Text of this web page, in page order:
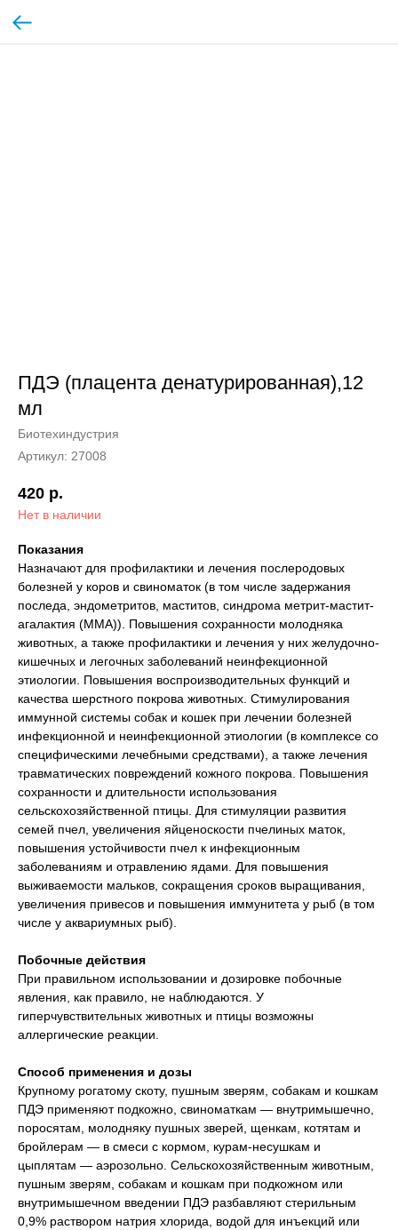
ПДЭ (плацента денатурированная),12
мл
Биотехиндустрия
Артикул: 27008
420 р.
Нет в наличии
Показания
Назначают для профилактики и лечения послеродовых
болезней у коров и свиноматок (в том числе задержания
последа, эндометритов, маститов, синдрома метрит-мастит-
агалактия (ММА)). Повышения сохранности молодняка
животных, а также профилактики и лечения у них желудочно-
кишечных и легочных заболеваний неинфекционной
этиологии. Повышения воспроизводительных функций и
качества шерстного покрова животных. Стимулирования
иммунной системы собак и кошек при лечении болезней
инфекционной и неинфекционной этиологии (в комплексе со
специфическими лечебными средствами), а также лечения
травматических повреждений кожного покрова. Повышения
сохранности и длительности использования
сельскохозяйственной птицы. Для стимуляции развития
семей пчел, увеличения яйценоскости пчелиных маток,
повышения устойчивости пчел к инфекционным
заболеваниям и отравлению ядами. Для повышения
выживаемости мальков, сокращения сроков выращивания,
увеличения привесов и повышения иммунитета у рыб (в том
числе у аквариумных рыб).
Побочные действия
При правильном использовании и дозировке побочные
явления, как правило, не наблюдаются. У
гиперчувствительных животных и птицы возможны
аллергические реакции.
Способ применения и дозы
Крупному рогатому скоту, пушным зверям, собакам и кошкам
ПДЭ применяют подкожно, свиноматкам — внутримышечно,
поросятам, молодняку пушных зверей, щенкам, котятам и
бройлерам — в смеси с кормом, курам-несушкам и
цыплятам — аэрозольно. Сельскохозяйственным животным,
пушным зверям, собакам и кошкам при подкожном или
внутримышечном введении ПДЭ разбавляют стерильным
0,9% раствором натрия хлорида, водой для инъекций или